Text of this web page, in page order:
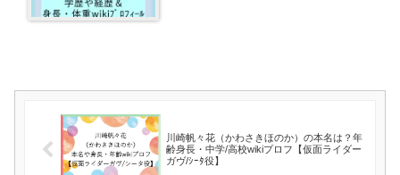
川崎帆々花（かわさきほのか）の本名は？年
齢身長・中学/高校wikiプロフ【仮面ライダー
ガヴ/ｼｰﾀ役】